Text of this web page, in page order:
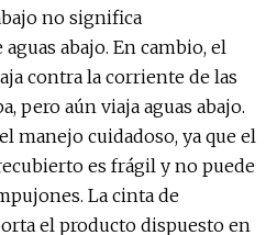
no significa
abajo. En cambio, el
contra la corriente de las
pero aún viaja aguas abajo.
manejo cuidadoso, ya que el
es frágil y no puede
La cinta de
el producto dispuesto en